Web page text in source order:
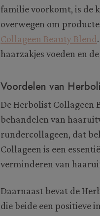
familie voorkomt, is de
overwegen om
Collageen Beauty Blend
haarzakjes voeden en
Voordelen van
De Herbolist Collageen
behandelen van
rundercollageen, dat
Collageen is een
verminderen van
Daarnaast bevat de
die beide een positieve